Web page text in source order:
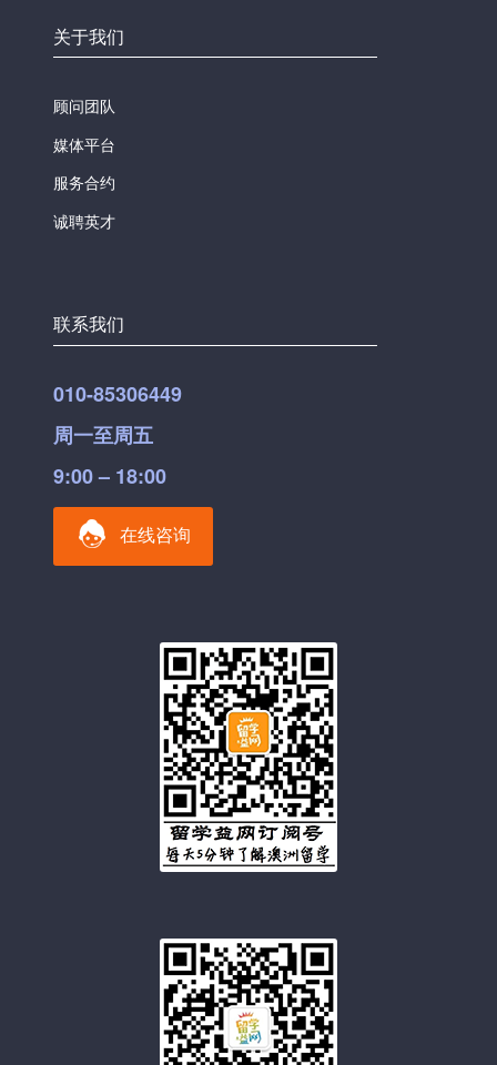
关于我们
顾问团队
媒体平台
服务合约
诚聘英才
联系我们
010-85306449
周一至周五
9:00 – 18:00
在线咨询